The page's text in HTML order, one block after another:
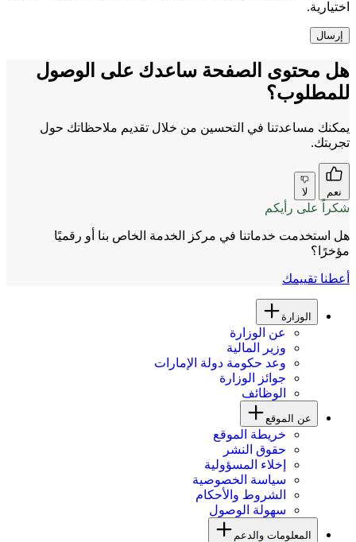
اختيارية.
هل محتوى الصفحة ساعدك على الوصول
للمطلوب؟
يمكنك مساعدتنا في التحسين من خلال تقديم ملاحظاتك حول
تجربتك.
نعم لا
شكراً على رأيكم
هل استخدمت خدماتنا في مركز الخدمة الخاص بنا أو رقميًا
مؤخرًا؟
أعطنا تقييمك
الوزارة
عن الوزارة
وزير المالية
وعد حكومة دولة الإمارات
جوائز الوزارة
الوظائف
عن الموقع
خريطة الموقع
حقوق النشر
إخلاء المسؤولية
سياسة الخصوصية
الشروط والأحكام
سهولة الوصول
المعلومات والدعم